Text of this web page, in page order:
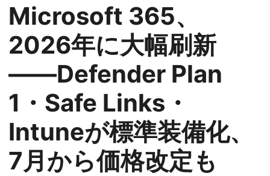
Microsoft 365、
2026年に大幅刷新
――Defender Plan
1・Safe Links・
Intuneが標準装備化、
7月から価格改定も